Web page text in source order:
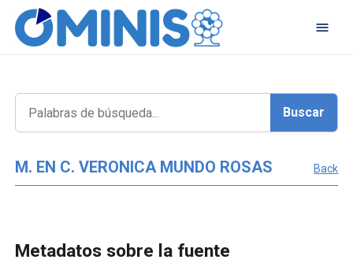
M. EN C. VERONICA MUNDO ROSAS Back
Metadatos sobre la fuente